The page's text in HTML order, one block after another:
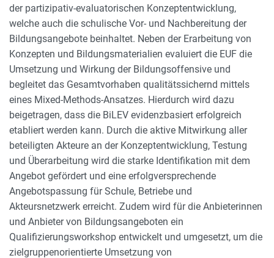
der partizipativ-evaluatorischen Konzeptentwicklung,
welche auch die schulische Vor- und Nachbereitung der
Bildungsangebote beinhaltet. Neben der Erarbeitung von
Konzepten und Bildungsmaterialien evaluiert die EUF die
Umsetzung und Wirkung der Bildungsoffensive und
begleitet das Gesamtvorhaben qualitätssichernd mittels
eines Mixed-Methods-Ansatzes. Hierdurch wird dazu
beigetragen, dass die BiLEV evidenzbasiert erfolgreich
etabliert werden kann. Durch die aktive Mitwirkung aller
beteiligten Akteure an der Konzeptentwicklung, Testung
und Überarbeitung wird die starke Identifikation mit dem
Angebot gefördert und eine erfolgversprechende
Angebotspassung für Schule, Betriebe und
Akteursnetzwerk erreicht. Zudem wird für die Anbieterinnen
und Anbieter von Bildungsangeboten ein
Qualifizierungsworkshop entwickelt und umgesetzt, um die
zielgruppenorientierte Umsetzung von